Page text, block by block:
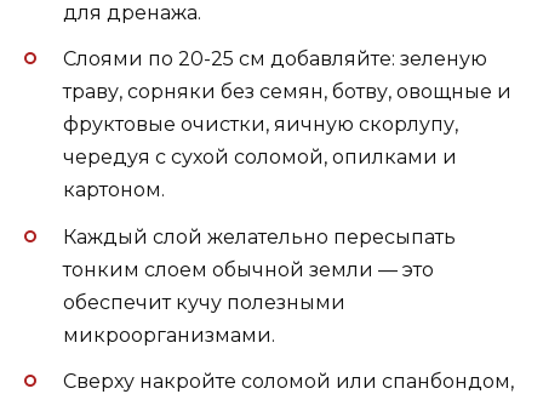
для дренажа.
Слоями по 20-25 см добавляйте: зеленую
траву, сорняки без семян, ботву, овощные и
фруктовые очистки, яичную скорлупу,
чередуя с сухой соломой, опилками и
картоном.
Каждый слой желательно пересыпать
тонким слоем обычной земли — это
обеспечит кучу полезными
микроорганизмами.
Сверху накройте соломой или спанбондом,